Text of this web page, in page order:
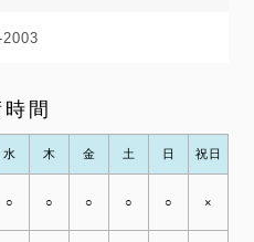
間
水 木 金 土 日 祝日
○ ○ ○ ○ ○ ×